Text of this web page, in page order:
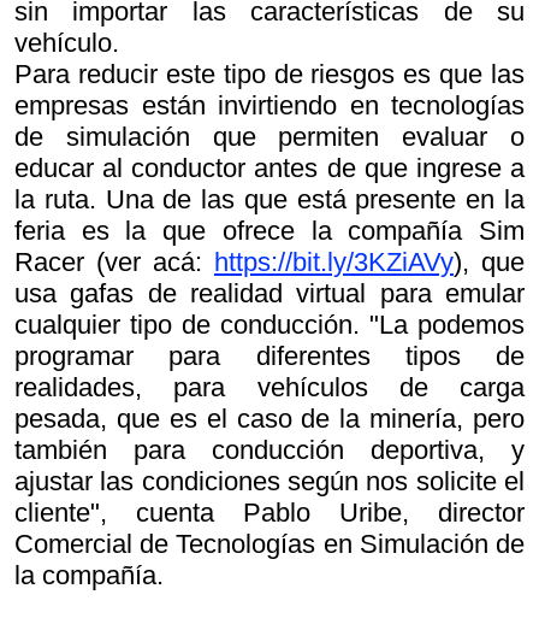
sin importar las características de su
vehículo.
Para reducir este tipo de riesgos es que las
empresas están invirtiendo en tecnologías
de simulación que permiten evaluar o
educar al conductor antes de que ingrese a
la ruta. Una de las que está presente en la
feria es la que ofrece la compañía Sim
Racer (ver acá: https://bit.ly/3KZiAVy), que
usa gafas de realidad virtual para emular
cualquier tipo de conducción. "La podemos
programar para diferentes tipos de
realidades, para vehículos de carga
pesada, que es el caso de la minería, pero
también para conducción deportiva, y
ajustar las condiciones según nos solicite el
cliente", cuenta Pablo Uribe, director
Comercial de Tecnologías en Simulación de
la compañía.